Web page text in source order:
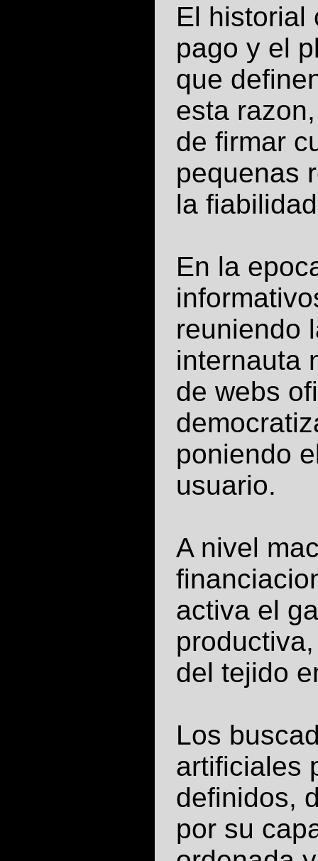
El historial
pago y el
que
esta
de firmar
pequenas
la
En la
reuniendo
internauta
de webs
poniendo
usuario.
A nivel
activa el
del tejido
Los
artificiales
definidos,
por su